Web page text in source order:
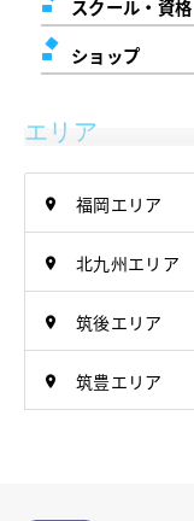
スクール・資格
ショップ
エリア
福岡エリア
北九州エリア
筑後エリア
筑豊エリア